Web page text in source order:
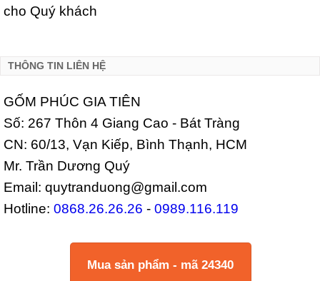
cho Quý khách
THÔNG TIN LIÊN HỆ
GỐM PHÚC GIA TIÊN
Số: 267 Thôn 4 Giang Cao - Bát Tràng
CN: 60/13, Vạn Kiếp, Bình Thạnh, HCM
Mr. Trần Dương Quý
Email: quytranduong@gmail.com
Hotline: 0868.26.26.26 - 0989.116.119
Mua sản phẩm - mã 24340